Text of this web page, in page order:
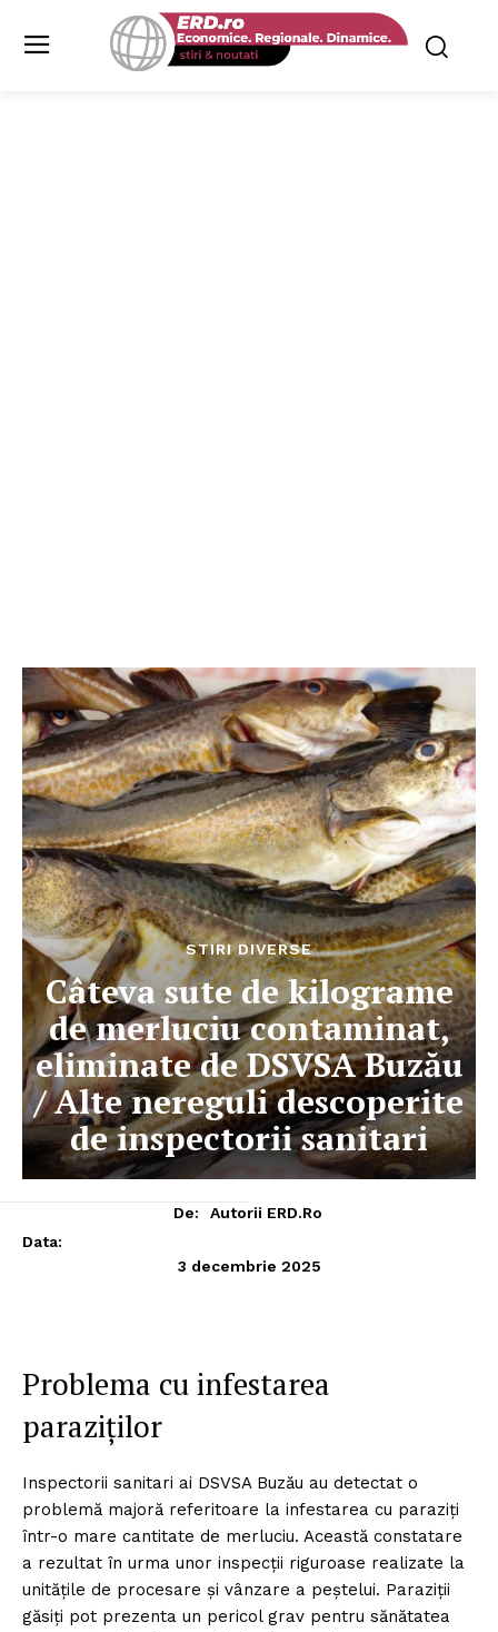
STIRI DIVERSE
Câteva sute de kilograme
de merluciu contaminat,
eliminate de DSVSA Buzău
/ Alte nereguli descoperite
de inspectorii sanitari
De:
Autorii ERD.ro
Data:
3 decembrie 2025
Problema cu infestarea
paraziților
Inspectorii sanitari ai DSVSA Buzău au detectat o
problemă majoră referitoare la infestarea cu paraziți
într-o mare cantitate de merluciu. Această constatare
a rezultat în urma unor inspecții riguroase realizate la
unitățile de procesare și vânzare a peștelui. Paraziții
găsiți pot prezenta un pericol grav pentru sănătatea